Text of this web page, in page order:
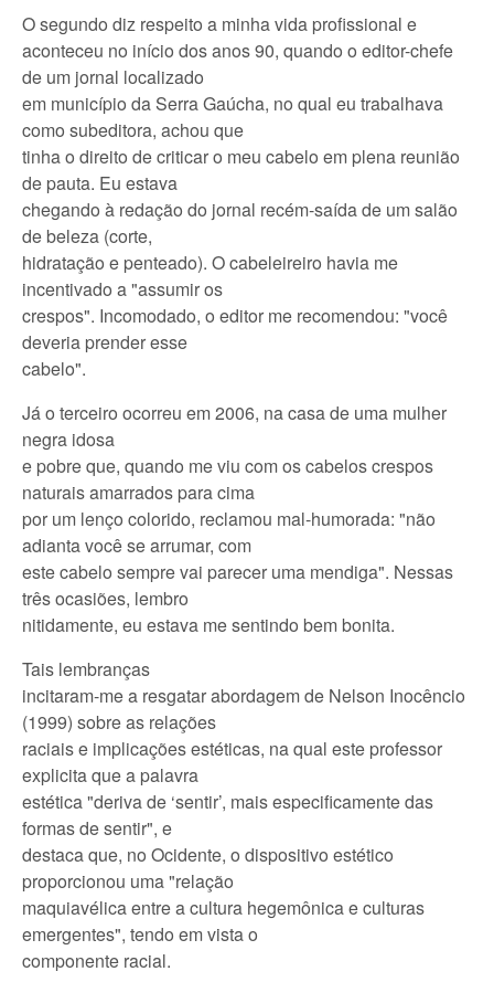
O segundo diz respeito a minha vida profissional e
aconteceu no início dos anos 90, quando o editor-chefe
de um jornal localizado
em município da Serra Gaúcha, no qual eu trabalhava
como subeditora, achou que
tinha o direito de criticar o meu cabelo em plena reunião
de pauta. Eu estava
chegando à redação do jornal recém-saída de um salão
de beleza (corte,
hidratação e penteado). O cabeleireiro havia me
incentivado a "assumir os
crespos". Incomodado, o editor me recomendou: "você
deveria prender esse
cabelo".
Já o terceiro ocorreu em 2006, na casa de uma mulher
negra idosa
e pobre que, quando me viu com os cabelos crespos
naturais amarrados para cima
por um lenço colorido, reclamou mal-humorada: "não
adianta você se arrumar, com
este cabelo sempre vai parecer uma mendiga". Nessas
três ocasiões, lembro
nitidamente, eu estava me sentindo bem bonita.
Tais lembranças
incitaram-me a resgatar abordagem de Nelson Inocêncio
(1999) sobre as relações
raciais e implicações estéticas, na qual este professor
explicita que a palavra
estética "deriva de ‘sentir’, mais especificamente das
formas de sentir", e
destaca que, no Ocidente, o dispositivo estético
proporcionou uma "relação
maquiavélica entre a cultura hegemônica e culturas
emergentes", tendo em vista o
componente racial.